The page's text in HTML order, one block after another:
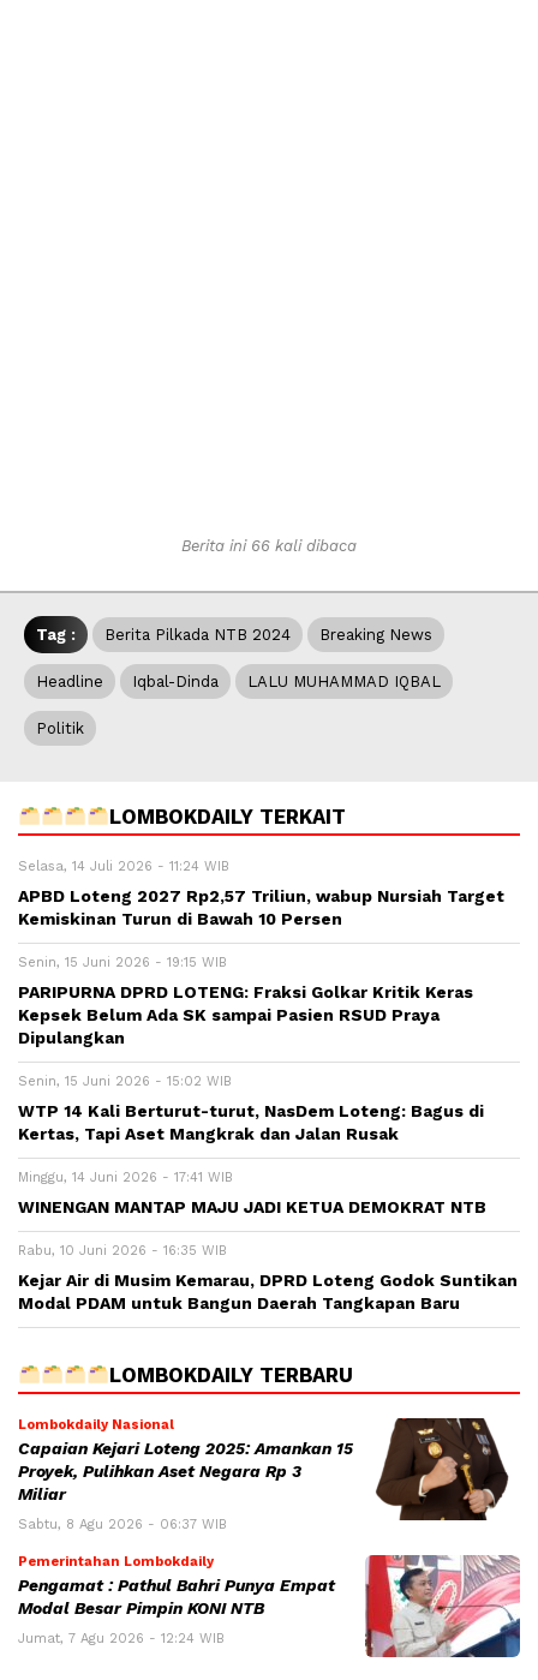
Berita ini 66 kali dibaca
Tag : Berita Pilkada NTB 2024 Breaking News
Headline Iqbal-Dinda LALU MUHAMMAD IQBAL
Politik
LOMBOKDAILY TERKAIT
Selasa, 14 Juli 2026 - 11:24 WIB
APBD Loteng 2027 Rp2,57 Triliun, wabup Nursiah Target
Kemiskinan Turun di Bawah 10 Persen
Senin, 15 Juni 2026 - 19:15 WIB
PARIPURNA DPRD LOTENG: Fraksi Golkar Kritik Keras
Kepsek Belum Ada SK sampai Pasien RSUD Praya
Dipulangkan
Senin, 15 Juni 2026 - 15:02 WIB
WTP 14 Kali Berturut-turut, NasDem Loteng: Bagus di
Kertas, Tapi Aset Mangkrak dan Jalan Rusak
Minggu, 14 Juni 2026 - 17:41 WIB
WINENGAN MANTAP MAJU JADI KETUA DEMOKRAT NTB
Rabu, 10 Juni 2026 - 16:35 WIB
Kejar Air di Musim Kemarau, DPRD Loteng Godok Suntikan
Modal PDAM untuk Bangun Daerah Tangkapan Baru
LOMBOKDAILY TERBARU
Lombokdaily Nasional
Capaian Kejari Loteng 2025: Amankan 15
Proyek, Pulihkan Aset Negara Rp 3
Miliar
Sabtu, 8 Agu 2026 - 06:37 WIB
Pemerintahan Lombokdaily
Pengamat : Pathul Bahri Punya Empat
Modal Besar Pimpin KONI NTB
Jumat, 7 Agu 2026 - 12:24 WIB